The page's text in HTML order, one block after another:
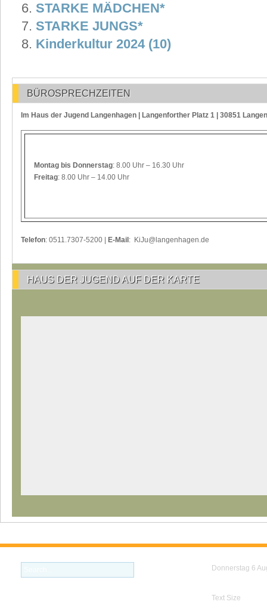
STARKE MÄDCHEN*
STARKE JUNGS*
Kinderkultur 2024 (10)
BÜROSPRECHZEITEN
Im Haus der Jugend Langenhagen | Langenforther Platz 1 | 30851
Montag bis Donnerstag: 8.00 Uhr – 16.30 Uhr
Freitag: 8.00 Uhr – 14.00 Uhr
Telefon: 0511.7307-5200 | E-Mail: KiJu@langenhagen.de
HAUS DER JUGEND AUF DER KARTE
Donnerstag 6
Text Size